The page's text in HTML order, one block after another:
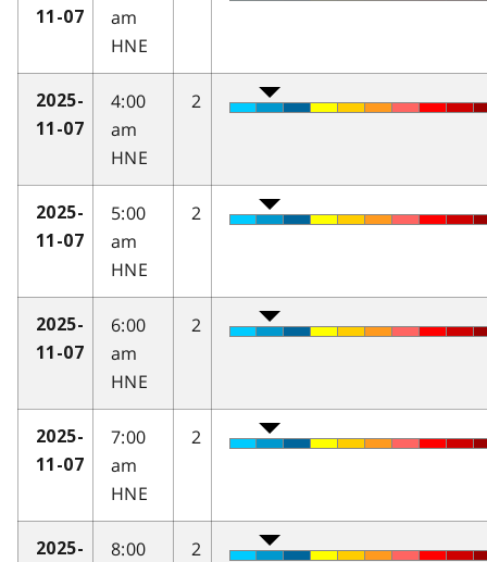
11-07
am
HNE
2025-
11-07
4:00
am
HNE
2
2025-
11-07
5:00
am
HNE
2
2025-
11-07
6:00
am
HNE
2
2025-
11-07
7:00
am
HNE
2
2025-
8:00
2